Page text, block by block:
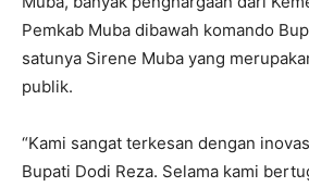
Pemkab Muba dibawah komando
satunya Sirene Muba yang
publik.
“Kami sangat terkesan dengan
Bupati Dodi Reza. Selama kami